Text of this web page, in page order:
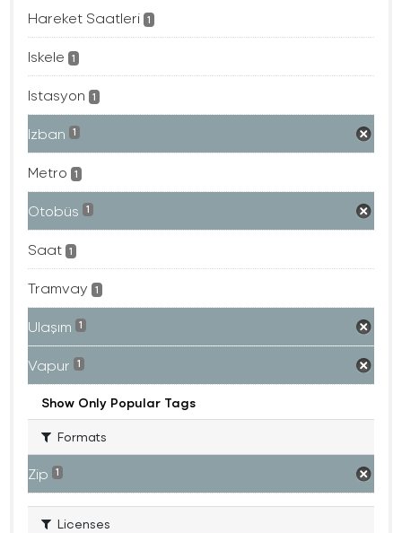
Hareket Saatleri 1
Iskele 1
Istasyon 1
Izban 1
Metro 1
Otobüs 1
Saat 1
Tramvay 1
Ulaşım 1
Vapur 1
Show Only Popular Tags
Formats
Zip 1
Licenses